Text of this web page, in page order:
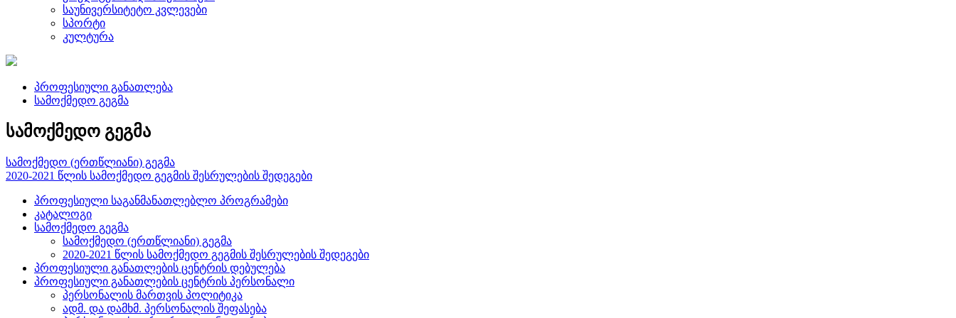
საუნივერსიტეტო კვლევები
სპორტი
კულტურა
პროფესიული განათლება
სამოქმედო გეგმა
სამოქმედო გეგმა
სამოქმედო (ერთწლიანი) გეგმა
2020-2021 წლის სამოქმედო გეგმის შესრულების შედეგები
პროფესიული საგანმანათლებლო პროგრამები
კატალოგი
სამოქმედო გეგმა
სამოქმედო (ერთწლიანი) გეგმა
2020-2021 წლის სამოქმედო გეგმის შესრულების შედეგები
პროფესიული განათლების ცენტრის დებულება
პროფესიული განათლების ცენტრის პერსონალი
პერსონალის მართვის პოლიტიკა
ადმ. და დამხმ. პერსონალის შეფასება